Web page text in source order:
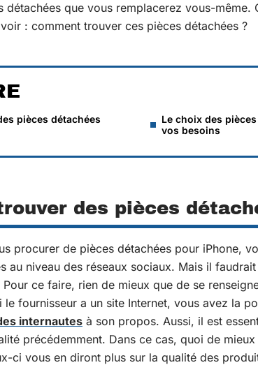
détachées que vous remplacerez vous-même.
: comment trouver ces pièces détachées ?
pièces détachées
Le choix des
vos besoins
des pièces
procurer de pièces détachées pour iPhone,
au niveau des réseaux sociaux. Mais il
ce faire, rien de mieux que de se
le fournisseur a un site Internet, vous avez la
internautes à son propos. Aussi, il est
précédemment. Dans ce cas, quoi de
ci vous en diront plus sur la qualité des